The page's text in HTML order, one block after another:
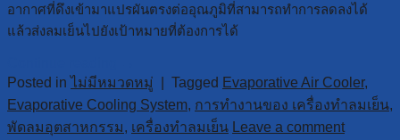
อากาศที่ดึงเข้ามาแปรผันตรงต่ออุณภูมิที่สามารถทำการลดลงได้
แล้วส่งลมเย็นไปยังเป้าหมายที่ต้องการได้
Posted inไม่มีหมวดหมู่ Tagged Evaporative Air Cooler,
Evaporative Cooling System, การทำงานของ เครื่องทำลมเย็น,
พัดลมอุตสาหกรรม, เครื่องทำลมเย็น Leave a comment